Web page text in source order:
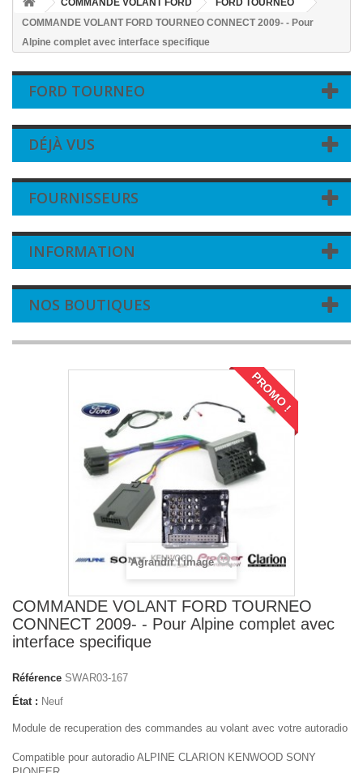
COMMANDE VOLANT FORD
FORD TOURNEO
COMMANDE VOLANT FORD TOURNEO CONNECT 2009- - Pour
Alpine complet avec interface specifique
FORD TOURNEO
DÉJÀ VUS
FOURNISSEURS
INFORMATION
NOS BOUTIQUES
PROMO !
Agrandir l'image
COMMANDE VOLANT FORD TOURNEO
CONNECT 2009- - Pour Alpine complet avec
interface specifique
Référence SWAR03-167
État : Neuf
Module de recuperation des commandes au volant avec votre autoradio
Compatible pour autoradio ALPINE CLARION KENWOOD SONY